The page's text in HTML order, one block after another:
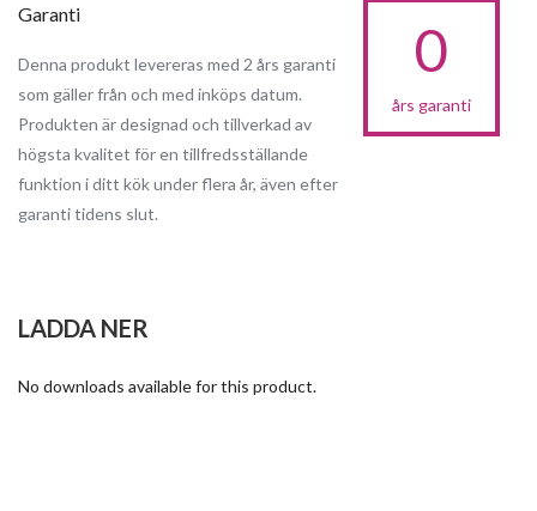
Garanti
Denna produkt levereras med 2 års garanti
som gäller från och med inköps datum.
Produkten är designad och tillverkad av
högsta kvalitet för en tillfredsställande
funktion i ditt kök under flera år, även efter
garanti tidens slut.
0
års garanti
LADDA NER
No downloads available for this product.